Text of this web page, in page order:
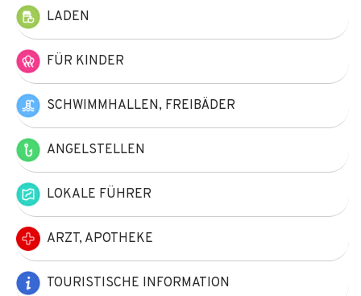
LADEN
FÜR KINDER
SCHWIMMHALLEN, FREIBÄDER
ANGELSTELLEN
LOKALE FÜHRER
ARZT, APOTHEKE
TOURISTISCHE INFORMATION